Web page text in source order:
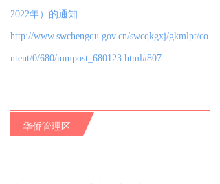
2022年）的通知
http://www.swchengqu.gov.cn/swcqkgxj/gkmlpt/co
ntent/0/680/mmpost_680123.html#807
华侨管理区